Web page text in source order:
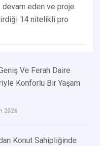
devam eden ve proje
14 nitelikli pro
Ve Ferah Daire
Konforlu Bir Yaşam
2026
Konut Sahipliğinde